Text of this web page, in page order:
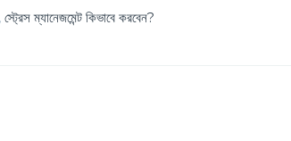
, স্ট্রেস ম্যানেজমেন্ট কিভাবে করবেন?